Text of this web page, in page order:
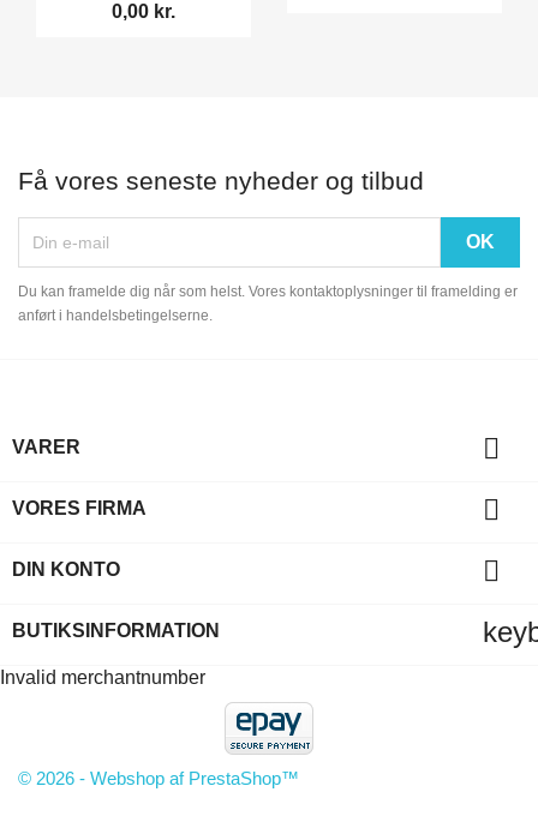
0,00 kr.
Få vores seneste nyheder og tilbud
Du kan framelde dig når som helst. Vores kontaktoplysninger til framelding er
anført i handelsbetingelserne.
VARER 
VORES FIRMA 
DIN KONTO 
BUTIKSINFORMATION
Invalid merchantnumber
© 2026 - Webshop af PrestaShop™